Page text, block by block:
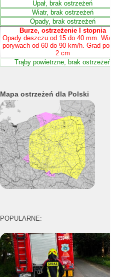
Mapa ostrzeżeń dla Polski
POPULARNE: